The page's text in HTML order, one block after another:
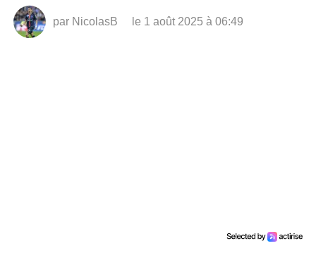
par NicolasB le 1 août 2025 à 06:49